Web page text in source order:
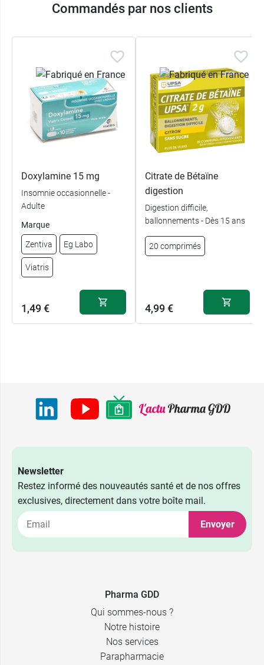
Commandés par nos clients
Doxylamine 15 mg
Insomnie occasionnelle -
Adulte
Marque
Zentiva Eg Labo
Viatris
1,49 €
Zentiva 1,49 €
Eg Labo 1,49 €
Citrate de Bétaïne
digestion
Digestion difficile,
ballonnements - Dès 15 ans
20 comprimés
4,99 €
Newsletter
Restez informé des nouveautés santé et de nos offres
exclusives, directement dans votre boîte mail.
Envoyer
Pharma GDD
Qui sommes-nous ?
Notre histoire
Nos services
Parapharmacie